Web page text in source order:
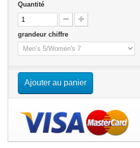
Quantité
grandeur chiffre
Ajouter au panier